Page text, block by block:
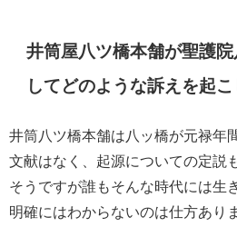
井筒屋八ツ橋本舗が聖護
してどのような訴えを起こ
井筒八ツ橋本舗は八ッ橋が元禄年
文献はなく、起源についての定説
そうですが誰もそんな時代には生
明確にはわからないのは仕方あり